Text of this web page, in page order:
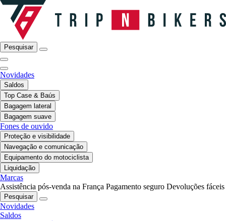
Pesquisar
Novidades
Saldos
Top Case & Baús
Bagagem lateral
Bagagem suave
Fones de ouvido
Proteção e visibilidade
Navegação e comunicação
Equipamento do motociclista
Liquidação
Marcas
Assistência pós-venda na França Pagamento seguro Devoluções fáceis
Pesquisar
Novidades
Saldos